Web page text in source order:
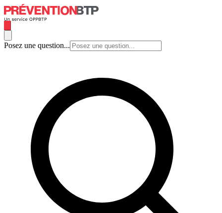
Posez une question...